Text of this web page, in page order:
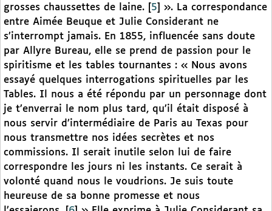
grosses chaussettes de laine.
5
». La correspondance
entre Aimée Beuque et Julie Considerant ne
s’interrompt jamais. En 1855, influencée sans doute
par Allyre Bureau, elle se prend de passion pour le
spiritisme et les tables tournantes : « Nous avons
essayé quelques interrogations spirituelles par les
Tables. Il nous a été répondu par un personnage dont
je t’enverrai le nom plus tard, qu’il était disposé à
nous servir d’intermédiaire de Paris au Texas pour
nous transmettre nos idées secrètes et nos
commissions. Il serait inutile selon lui de faire
correspondre les jours ni les instants. Ce serait à
volonté quand nous le voudrions. Je suis toute
heureuse de sa bonne promesse et nous